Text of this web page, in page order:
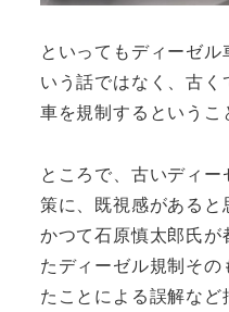
といってもディーゼ
いう話ではなく、古
車を規制するというこ
ところで、古いディ
策に、既視感があると
かつて石原慎太郎氏
たディーゼル規制そ
たことによる誤解な